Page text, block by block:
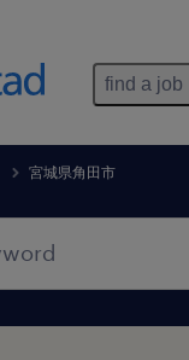
find a job
宮城県角田市